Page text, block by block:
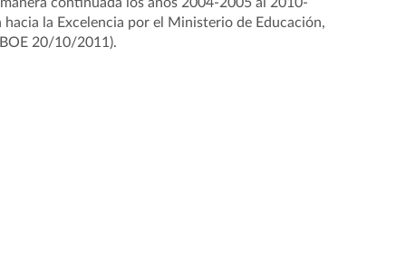
la Excelencia por el Ministerio de Educación,
20/10/2011).